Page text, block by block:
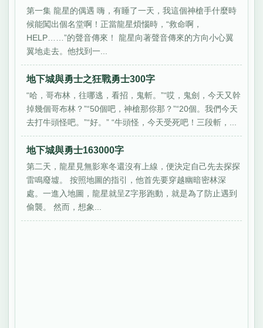
第一集 龍星的偶遇 嗨，有睡了一天，我這個神槍手什麼時
候能闖出個名堂啊！正當龍星煩惱時，“救命啊，
HELP……”的聲音傳來！ 龍星向著聲音傳來的方向小心翼
翼地走去。他找到一...
地下城與勇士之狂戰勇士300字
“哈，哥布林，往哪逃，看招，鬼斬。”“哎，鬼劍，今天又幹
掉幾個哥布林？”“50個吧，神槍那你那？”“20個。我們今天
去打牛頭怪吧。”“好。” “牛頭怪，今天受死吧！三段斬，...
地下城與勇士163000字
第二天，龍星見無影寒冬還沒有上線，便決定自己先去探探
雷鳴廢墟。 按照地圖的指引，他首先要穿越幽暗密林深
處。一進入地圖，龍星就呈Z字形跑動，就是為了防止遇到
偷襲。 然而，想象...